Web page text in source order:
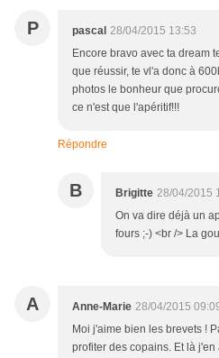
P pascal 28/04/2015 13:53
Encore bravo avec ta dream
que réussir, te vl'a donc à
photos le bonheur que
ce n'est que l'apéritif!!!
Répondre
B Brigitte 28/04/2015
On va dire déjà un
fours ;-) <br /> La
A Anne-Marie 28/04/2015
Moi j'aime bien les brevets !
profiter des copains. Et là